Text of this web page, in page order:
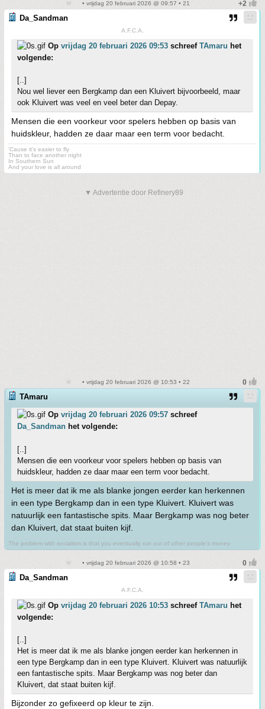
• vrijdag 20 februari 2026 @ 09:57 • 21
Da_Sandman
A.F.C.A.
Op vrijdag 20 februari 2026 09:53 schreef TAmaru het
volgende:
[..]
Nou wel liever een Bergkamp dan een Kluivert bijvoorbeeld, maar
ook Kluivert was veel en veel beter dan Depay.
Mensen die een voorkeur voor spelers hebben op basis van
huidskleur, hadden ze daar maar een term voor bedacht.
'Cause it's easier to fly
Than to face another night
In Southern Sun
And your love is all around
▼ Advertentie door Refinery89
• vrijdag 20 februari 2026 @ 10:53 • 22
TAmaru
Op vrijdag 20 februari 2026 09:57 schreef
Da_Sandman het volgende:
[..]
Mensen die een voorkeur voor spelers hebben op basis van
huidskleur, hadden ze daar maar een term voor bedacht.
Het is meer dat ik me als blanke jongen eerder kan herkennen
in een type Bergkamp dan in een type Kluivert. Kluivert was
natuurlijk een fantastische spits. Maar Bergkamp was nog beter
dan Kluivert, dat staat buiten kijf.
The problem with socialism is that you eventually run out of other people's money
• vrijdag 20 februari 2026 @ 10:58 • 23
Da_Sandman
A.F.C.A.
Op vrijdag 20 februari 2026 10:53 schreef TAmaru het
volgende:
[..]
Het is meer dat ik me als blanke jongen eerder kan herkennen in
een type Bergkamp dan in een type Kluivert. Kluivert was natuurlijk
een fantastische spits. Maar Bergkamp was nog beter dan
Kluivert, dat staat buiten kijf.
Bijzonder zo gefixeerd op kleur te zijn.